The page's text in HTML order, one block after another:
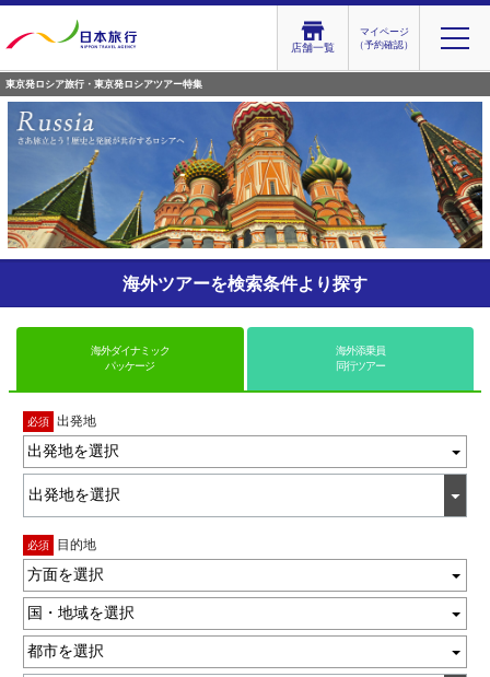
店舗一覧
マイページ
（予約確認）
東京発ロシア旅行・東京発ロシアツアー特集
海外ツアーを検索条件より探す
海外ダイナミック
パッケージ
海外添乗員
同行ツアー
必須 出発地
出発地を選択
必須 目的地
方面を選択
国・地域を選択
都市を選択